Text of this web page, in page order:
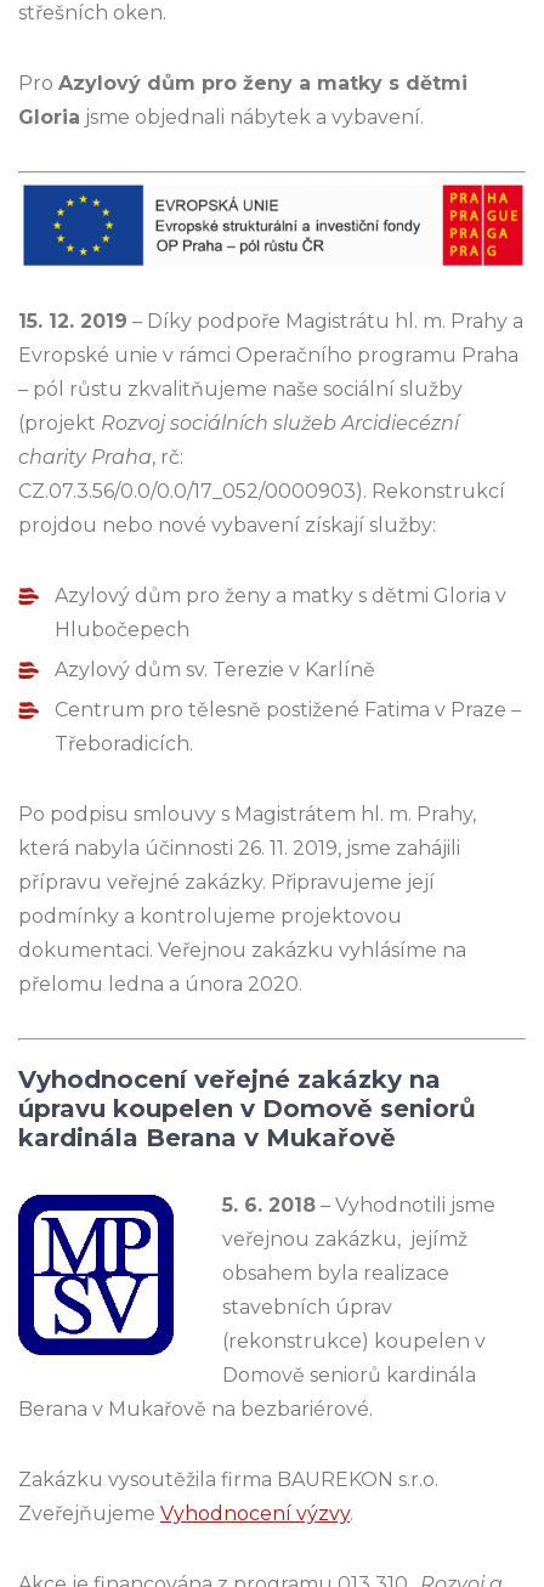
střešních oken.
Pro Azylový dům pro ženy a matky s dětmi
Gloria jsme objednali nábytek a vybavení.
15. 12. 2019 – Díky podpoře Magistrátu hl. m. Prahy a
Evropské unie v rámci Operačního programu Praha
– pól růstu zkvalitňujeme naše sociální služby
(projekt Rozvoj sociálních služeb Arcidiecézní
charity Praha, rč:
CZ.07.3.56/0.0/0.0/17_052/0000903). Rekonstrukcí
projdou nebo nové vybavení získají služby:
Azylový dům pro ženy a matky s dětmi Gloria v
Hlubočepech
Azylový dům sv. Terezie v Karlíně
Centrum pro tělesně postižené Fatima v Praze –
Třeboradicích.
Po podpisu smlouvy s Magistrátem hl. m. Prahy,
která nabyla účinnosti 26. 11. 2019, jsme zahájili
přípravu veřejné zakázky. Připravujeme její
podmínky a kontrolujeme projektovou
dokumentaci. Veřejnou zakázku vyhlásíme na
přelomu ledna a února 2020.
Vyhodnocení veřejné zakázky na
úpravu koupelen v Domově seniorů
kardinála Berana v Mukařově
5. 6. 2018 – Vyhodnotili jsme
veřejnou zakázku, jejímž
obsahem byla realizace
stavebních úprav
(rekonstrukce) koupelen v
Domově seniorů kardinála
Berana v Mukařově na bezbariérové.
Zakázku vysoutěžila firma BAUREKON s.r.o.
Zveřejňujeme Vyhodnocení výzvy.